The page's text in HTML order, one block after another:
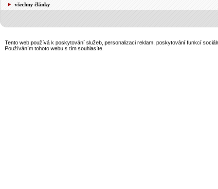
všechny články
Tento web používá k poskytování služeb, personalizaci reklam, poskytování funkcí
Používáním tohoto webu s tím souhlasíte.